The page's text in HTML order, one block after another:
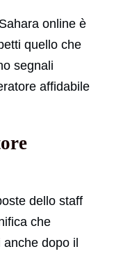
online è
quello che
segnali
affidabile
dello staff
che
anche dopo il